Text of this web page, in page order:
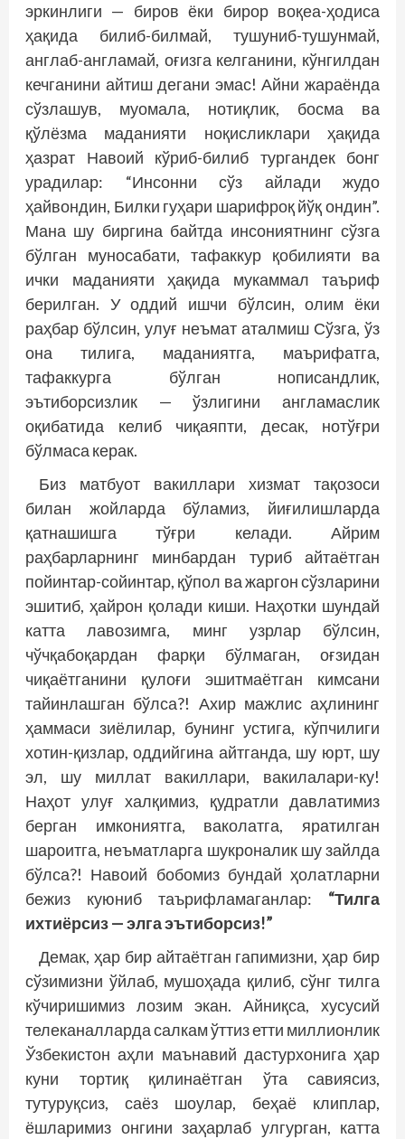
эркинлиги — биров ёки бирор воқеа-ҳодиса
ҳақида билиб-билмай, тушуниб-тушунмай,
англаб-англамай, оғизга келганини, кўнгилдан
кечганини айтиш дегани эмас! Айни жараёнда
сўзлашув, муомала, нотиқлик, босма ва
қўлёзма маданияти ноқислик­лари ҳақида
ҳазрат Навоий кўриб-билиб тургандек бонг
урадилар: “Инсонни сўз айлади жудо
ҳайвондин, Билки гуҳари шарифроқ йўқ ондин”.
Мана шу биргина байтда инсониятнинг сўзга
бўлган муносабати, тафаккур қобилияти ва
ички маданияти ҳақида мукаммал таъриф
берилган. У оддий ишчи бўлсин, олим ёки
раҳбар бўлсин, улуғ неъмат аталмиш Сўзга, ўз
она тилига, маданиятга, маърифатга,
тафаккурга бўлган нописандлик,
эътиборсизлик — ўзлигини англамаслик
оқибатида келиб чиқаяпти, десак, нотўғри
бўлмаса керак.
Биз матбуот вакиллари хизмат тақозоси
билан жойларда бўламиз, йиғилишларда
қатнашишга тўғри келади. Айрим
раҳбарларнинг минбардан туриб айтаётган
пойинтар-сойинтар, қўпол ва жаргон сўзларини
эшитиб, ҳайрон қолади киши. Наҳотки шундай
катта лавозимга, минг узрлар бўлсин,
чўчқабоқардан фарқи бўлмаган, оғзидан
чиқаётганини қулоғи эшитмаётган кимсани
тайинлашган бўлса?! Ахир мажлис аҳлининг
ҳаммаси зиёлилар, бунинг устига, кўпчилиги
хотин-қизлар, оддийгина айтганда, шу юрт, шу
эл, шу миллат вакиллари, вакилалари-ку!
Наҳот улуғ халқимиз, қудратли давлатимиз
берган имкониятга, ваколатга, яратилган
шароитга, неъматларга шук­роналик шу зайлда
бўлса?! Навоий бобомиз бундай ҳолатларни
бежиз куюниб таърифламаганлар: “Тилга
ихтиёрсиз — элга эътиборсиз!”
Демак, ҳар бир айтаётган гапимизни, ҳар бир
сўзимизни ўйлаб, мушоҳада қилиб, сўнг тилга
кўчиришимиз лозим экан. Айниқса, хусусий
телеканалларда салкам ўттиз етти миллионлик
Ўзбекистон аҳли маънавий дастурхонига ҳар
куни тортиқ қилинаётган ўта савиясиз,
тутуруқсиз, саёз шоулар, беҳаё клиплар,
ёшларимиз онгини заҳарлаб улгурган, катта